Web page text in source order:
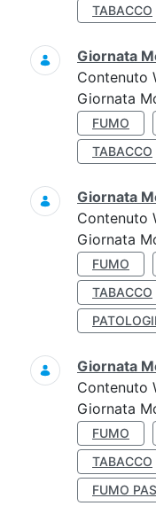
TABACCO
Giornata
Contenuto
Giornata
FUMO
TABACCO
Giornata
Contenuto
Giornata
FUMO
TABACCO
Giornata
Contenuto
Giornata
FUMO
TABACCO
FUMO